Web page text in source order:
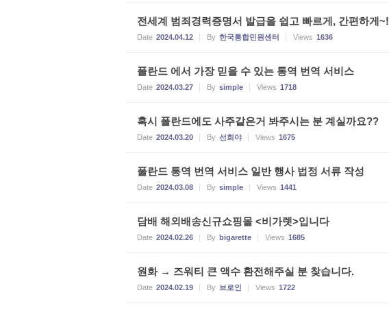
전세계 범죄경력증명서 발급을 쉽고 빠르게, 간편하게~!
Date 2024.04.12 By 한국통합민원센터 Views 1636
폴란드 에서 가장 믿을 수 있는 통역 번역 서비스
Date 2024.03.27 By simple Views 1718
혹시 폴란드에도 사주같은거 봐주시는 분 계실까요??
Date 2024.03.20 By 선희야 Views 1675
폴란드 통역 번역 서비스 일반 행사 법정 서류 작성
Date 2024.03.08 By simple Views 1441
담배 해외배송신규쇼핑몰 <비가렛>입니다
Date 2024.02.26 By bigarette Views 1685
원화 → 즈워티 큰 액수 환전해주실 분 찾습니다.
Date 2024.02.19 By 브로인 Views 1722